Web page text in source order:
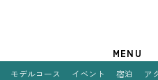
モデルコース イベント 宿泊 ア
MENU